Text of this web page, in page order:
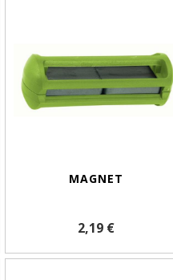
MAGNET
2,19 €